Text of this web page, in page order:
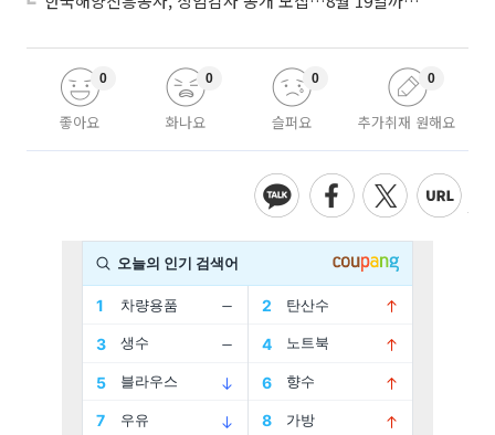
좋아요
0
화나요
0
슬퍼요
0
추가취재 원해요
0